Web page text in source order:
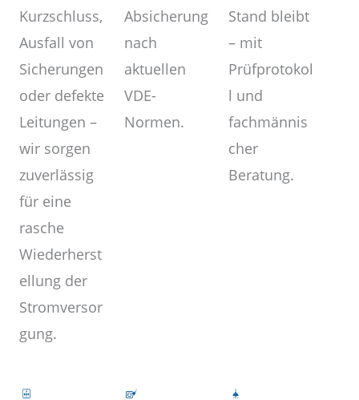
Kurzschluss,
Ausfall von
Sicherungen
oder defekte
Leitungen –
wir sorgen
zuverlässig
für eine
rasche
Wiederherst
ellung der
Stromversor
gung.
Absicherung
nach
aktuellen
VDE-
Normen.
Stand bleibt
– mit
Prüfprotokol
l und
fachmännis
cher
Beratung.